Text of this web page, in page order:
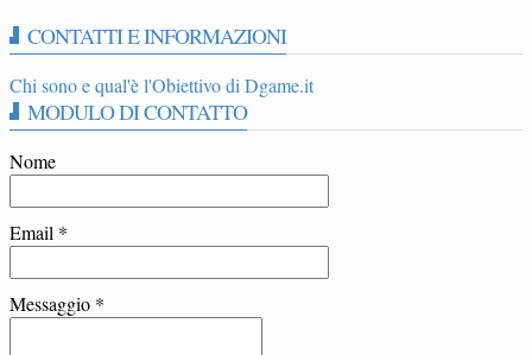
CONTATTI E INFORMAZIONI
Chi sono e qual'è l'Obiettivo di Dgame.it
MODULO DI CONTATTO
Nome
Email *
Messaggio *